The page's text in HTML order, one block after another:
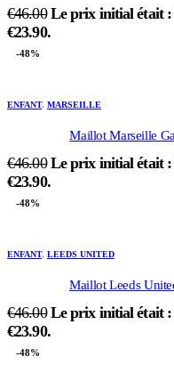
€46.00 Le prix initial était :
€23.90.
-48%
ENFANT, MARSEILLE
Maillot Marseille
€46.00 Le prix initial était :
€23.90.
-48%
ENFANT, LEEDS UNITED
Maillot Leeds
€46.00 Le prix initial était :
€23.90.
-48%